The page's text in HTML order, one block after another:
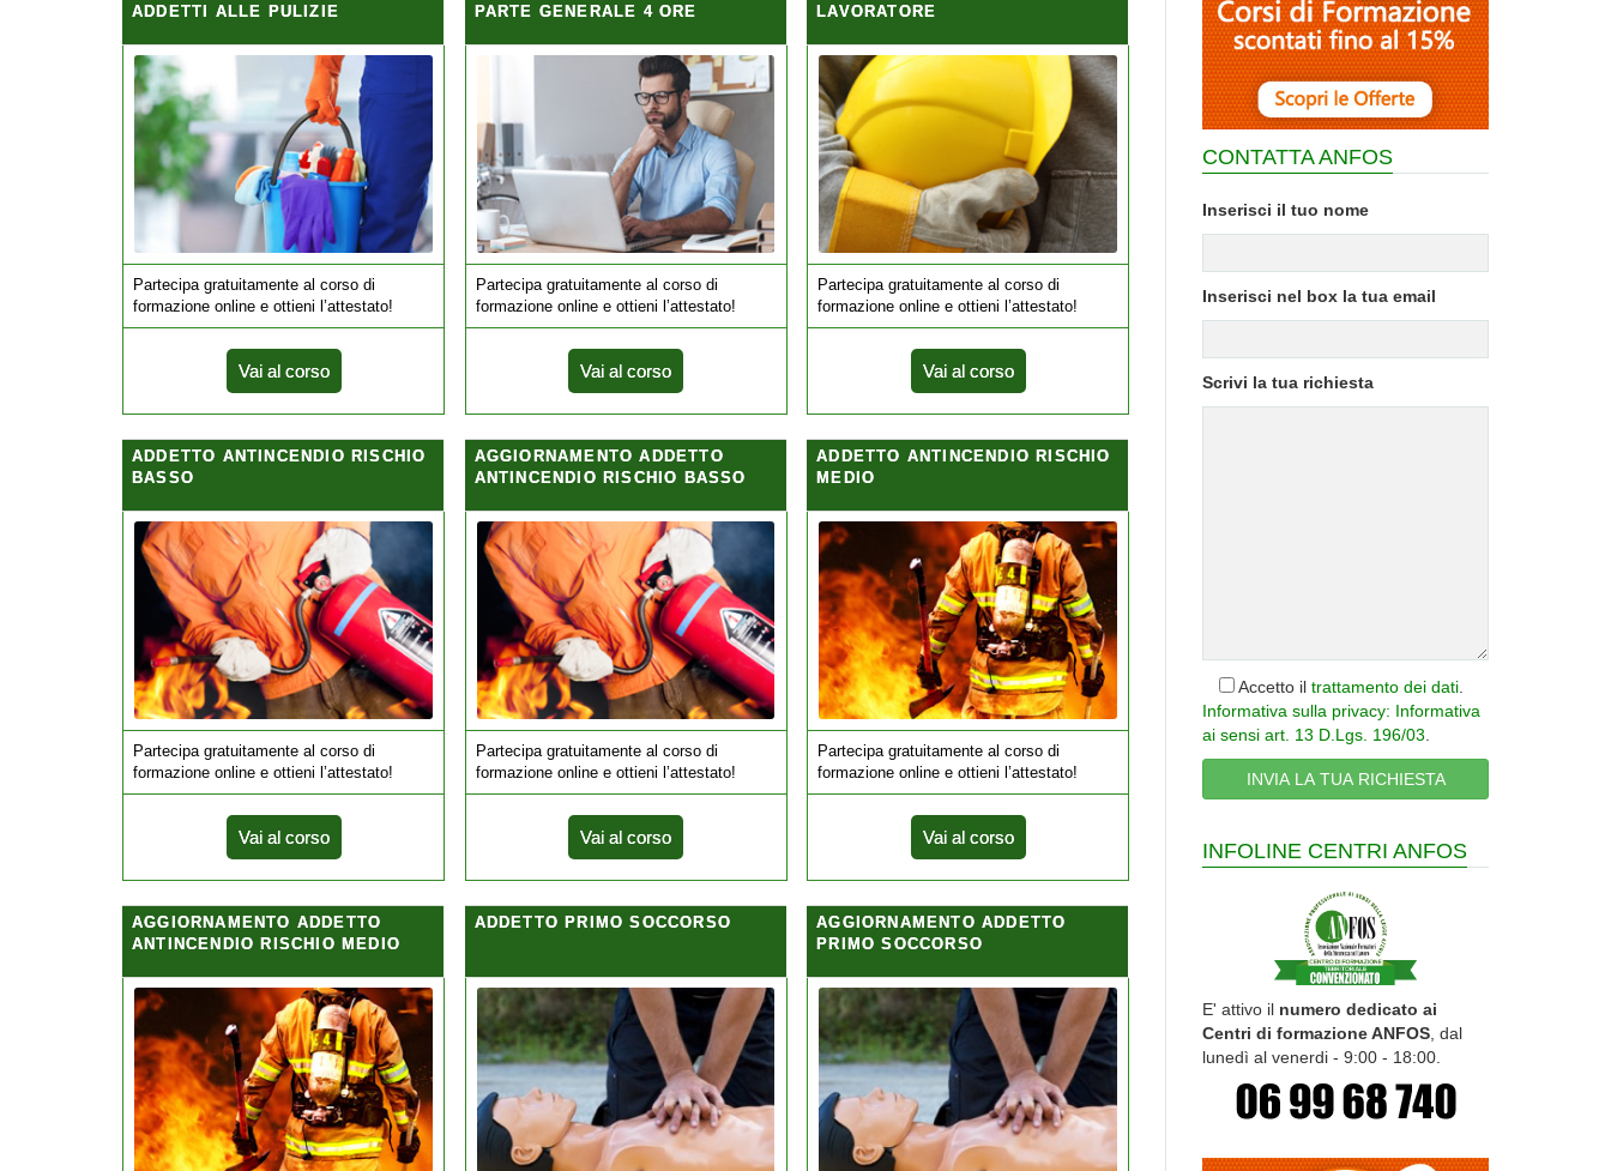
ADDETTI ALLE PULIZIE
Partecipa gratuitamente al corso di
formazione online e ottieni l’attestato!
Vai al corso
PARTE GENERALE 4 ORE
Partecipa gratuitamente al corso di
formazione online e ottieni l’attestato!
Vai al corso
LAVORATORE
Partecipa gratuitamente al corso di
formazione online e ottieni l’attestato!
Vai al corso
ADDETTO ANTINCENDIO RISCHIO
BASSO
Partecipa gratuitamente al corso di
formazione online e ottieni l’attestato!
Vai al corso
AGGIORNAMENTO ADDETTO
ANTINCENDIO RISCHIO BASSO
Partecipa gratuitamente al corso di
formazione online e ottieni l’attestato!
Vai al corso
ADDETTO ANTINCENDIO RISCHIO
MEDIO
Partecipa gratuitamente al corso di
formazione online e ottieni l’attestato!
Vai al corso
AGGIORNAMENTO ADDETTO
ANTINCENDIO RISCHIO MEDIO
ADDETTO PRIMO SOCCORSO
AGGIORNAMENTO ADDETTO
PRIMO SOCCORSO
CONTATTA ANFOS
Inserisci il tuo nome
Inserisci nel box la tua email
Scrivi la tua richiesta
Accetto il trattamento dei dati
Informativa sulla privacy: Informativa
ai sensi art. 13 D.Lgs. 196/03
INFOLINE CENTRI ANFOS
E' attivo il numero dedicato ai
Centri di formazione ANFOS , dal
lunedì al venerdi - 9:00 - 18:00.